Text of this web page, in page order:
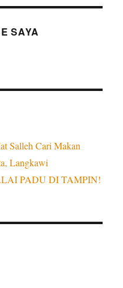
SAYA
Salleh Cari Makan
Langkawi
PADU DI TAMPIN!